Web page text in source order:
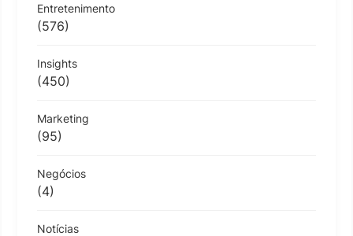
Entretenimento
(576)
Insights
(450)
Marketing
(95)
Negócios
(4)
Notícias